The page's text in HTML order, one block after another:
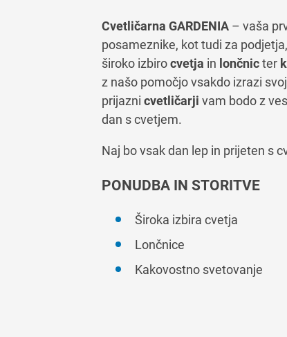
Cvetličarna GARDENIA – vaša
posameznike, kot tudi za
široko izbirocvetja in lončnicter
z našo pomočjo vsakdo izrazi
prijazni cvetličarji vam bodo z
dan s cvetjem.
Naj bo vsak dan lep in prijeten s
PONUDBA IN STORITVE
Široka izbira cvetja
Lončnice
Kakovostno svetovanje